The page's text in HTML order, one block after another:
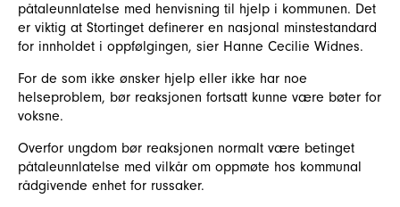
påtaleunnlatelse med henvisning til hjelp i kommunen. Det
er viktig at Stortinget definerer en nasjonal minstestandard
for innholdet i oppfølgingen, sier Hanne Cecilie Widnes.
For de som ikke ønsker hjelp eller ikke har noe
helseproblem, bør reaksjonen fortsatt kunne være bøter for
voksne.
Overfor ungdom bør reaksjonen normalt være betinget
påtaleunnlatelse med vilkår om oppmøte hos kommunal
rådgivende enhet for russaker.